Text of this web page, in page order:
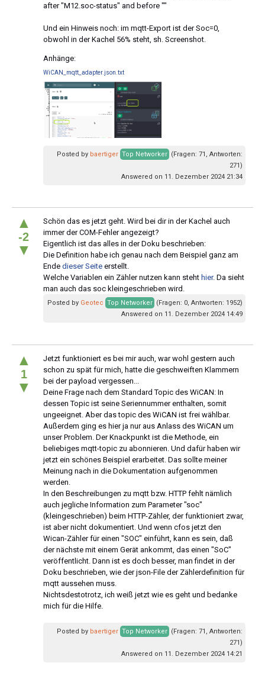
after "M12.soc-status" and before ""
Und ein Hinweis noch: im mqtt-Export ist der Soc=0,
obwohl in der Kachel 56% steht, sh. Screenshot.
Anhänge:
WiCAN_mqtt_adapter.json.txt
Posted by baertiger Top Networker (Fragen: 71, Antworten:
271)
Answered on 11. Dezember 2024 21:34
▲
-2
▼
Schön das es jetzt geht. Wird bei dir in der Kachel auch
immer der COM-Fehler angezeigt?
Eigentlich ist das alles in der Doku beschrieben:
Die Definition habe ich genau nach dem Beispiel ganz am
Ende dieser Seite erstellt.
Welche Variablen ein Zähler nutzen kann steht hier. Da sieht
man auch das soc kleingeschrieben wird.
Posted by Geotec Top Networker (Fragen: 0, Antworten: 1952)
Answered on 11. Dezember 2024 14:49
▲
1
▼
Jetzt funktioniert es bei mir auch, war wohl gestern auch
schon zu spät für mich, hatte die geschweiften Klammern
bei der payload vergessen...
Deine Frage nach dem Standard Topic des WiCAN: In
dessen Topic ist seine Seriennummer enthalten, somit
ungeeignet. Aber das topic des WiCAN ist frei wählbar.
Außerdem ging es hier ja nur aus Anlass des WiCAN um
unser Problem. Der Knackpunkt ist die Methode, ein
beliebiges mqtt-topic zu abonnieren. Und dafür haben wir
jetzt ein schönes Beispiel erarbeitet. Das sollte meiner
Meinung nach in die Dokumentation aufgenommen
werden.
In den Beschreibungen zu mqtt bzw. HTTP fehlt nämlich
auch jegliche Information zum Parameter "soc"
(kleingeschrieben) beim HTTP-Zähler, der funktioniert zwar,
ist aber nicht dokumentiert. Und wenn cfos jetzt den
Wican-Zähler für einen "SOC" einführt, kann es sein, daß
der nächste mit einem Gerät ankommt, das einen "SoC"
veröffentlicht. Dann ist es doch besser, man findet in der
Doku beschrieben, wie der json-File der Zählerdefinition für
mqtt aussehen muss.
Nichtsdestotrotz, ich weiß jetzt wie es geht und bedanke
mich für die Hilfe.
Posted by baertiger Top Networker (Fragen: 71, Antworten:
271)
Answered on 11. Dezember 2024 14:21